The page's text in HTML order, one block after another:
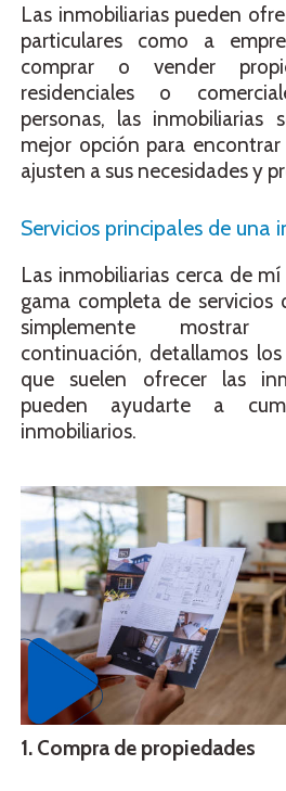
Las inmobiliarias pueden
particulares como a
comprar o vender
residenciales o
personas, las inmobiliarias
mejor opción para
ajusten a sus necesidades y
Servicios principales de una
Las inmobiliarias cerca de
gama completa de servicios
simplemente mostrar
continuación, detallamos los
que suelen ofrecer las
pueden ayudarte a
inmobiliarios.
1. Compra de propiedades